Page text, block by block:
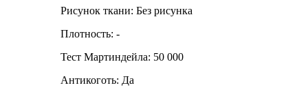
Рисунок ткани: Без рисунка
Плотность: -
Тест Мартиндейла: 50 000
Антикоготь: Да